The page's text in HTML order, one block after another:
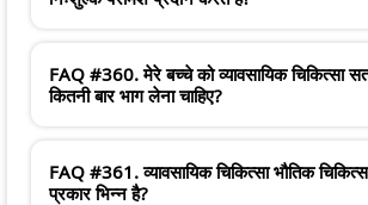
FAQ #360. मेरे बच्चे को व्यावसायिक चिकित्सा
कितनी बार भाग लेना चाहिए?
FAQ #361. व्यावसायिक चिकित्सा भौतिक
प्रकार भिन्न है?